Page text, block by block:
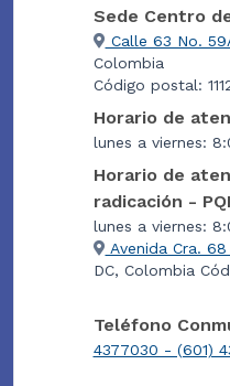
Sede Centro
Calle 63 No.
Colombia
Código postal:
Horario de
lunes a viernes:
Horario de
radicación -
lunes a viernes:
Avenida Cra.
DC, Colombia
Teléfono
4377030 - (601)